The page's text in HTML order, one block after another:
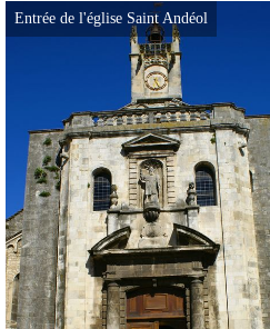
Entrée de l'église Saint Andéol